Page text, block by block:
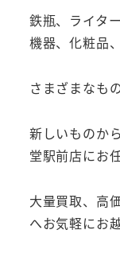
鉄瓶、ライタ
機器、化粧品
さまざまなも
新しいものか
堂駅前店にお
大量買取、高
へお気軽にお